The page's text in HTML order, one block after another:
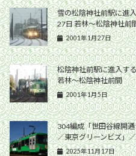
雪の松陰神社前駅に進
27日 若林〜松陰神社前
2001年1月27日
松陰神社前駅に進入す
若林〜松陰神社前間
2001年1月5日
304編成「世田谷線開
／東京グリーンビズ」
2025年11月17日